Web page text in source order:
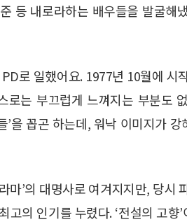
등 내로라하는 배우들을 발굴해
로 일했어요. 1977년 10월에 시
로는 부끄럽게 느껴지는 부분도
’을 꼽곤 하는데, 워낙 이미지가
마’의 대명사로 여겨지지만, 당시
고의 인기를 누렸다. ‘전설의 고